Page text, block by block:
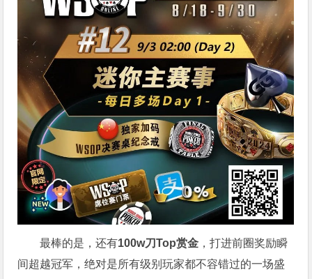
最棒的是，还有100w刀Top赏金 ，打进前圈奖励瞬
间超越冠军，绝对是所有级别玩家都不容错过的一场盛